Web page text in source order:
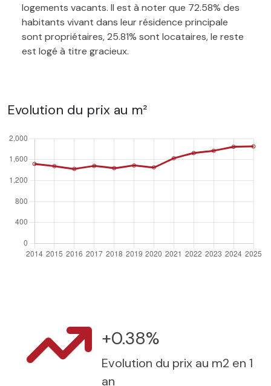
logements vacants. Il est à noter que 72.58% des
habitants vivant dans leur résidence principale
sont propriétaires, 25.81% sont locataires, le reste
est logé à titre gracieux.
Evolution du prix au m²
+0.38%
Evolution du prix au m2 en 1
an